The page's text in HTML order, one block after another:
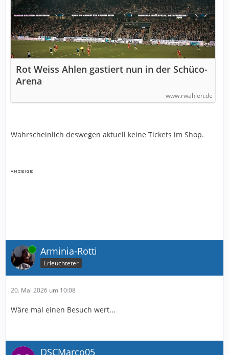
Rot Weiss Ahlen gastiert nun in der Schüco-
Arena
www.rwahlen.de
Wahrscheinlich deswegen aktuell keine Tickets im Shop.
Online Arminia-Rotti
Erleuchteter
20. Mai 2026 um 10:08
Wäre mal einen Besuch wert...
DSCMarco05